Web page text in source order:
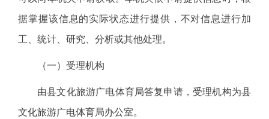
据掌握该信息的实际状态进行提供，不对信息进行加
工、统计、研究、分析或其他处理。
（一）受理机构
由县文化旅游广电体育局答复申请，受理机构为县
文化旅游广电体育局办公室。